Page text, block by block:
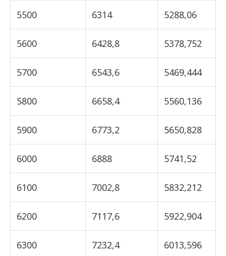
5500 6314 5288,06
5600 6428,8 5378,752
5700 6543,6 5469,444
5800 6658,4 5560,136
5900 6773,2 5650,828
6000 6888 5741,52
6100 7002,8 5832,212
6200 7117,6 5922,904
6300 7232,4 6013,596